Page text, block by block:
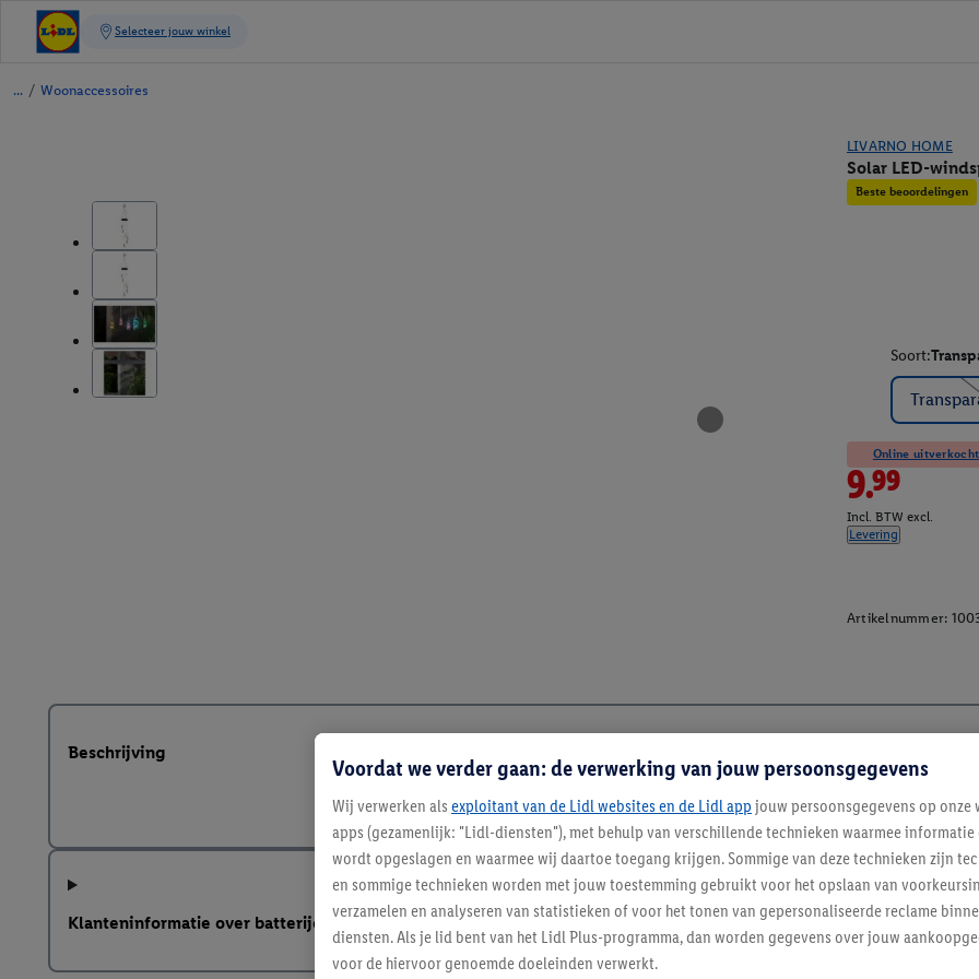
/ Woonaccessoires
LIVARNO HOME
Solar LED-
Beste beoordelingen
Soort:
Online
9.99
Incl. BTW excl.
Levering
Artikelnummer:
Beschrijving
Klanteninformatie over batterijen Europese Batterijenverordening
Voordat we verder gaan: de verwerking van jouw persoonsgegevens
Wij verwerken als exploitant van de Lidl websites en de Lidl app jouw persoonsgegevens op onze
apps (gezamenlijk: "Lidl-diensten"), met behulp van verschillende technieken waarmee
wordt opgeslagen en waarmee wij daartoe toegang krijgen. Sommige van deze technieken zijn
en sommige technieken worden met jouw toestemming gebruikt voor het opslaan van
verzamelen en analyseren van statistieken of voor het tonen van gepersonaliseerde reclame
diensten. Als je lid bent van het Lidl Plus-programma, dan worden gegevens over jouw
voor de hiervoor genoemde doeleinden verwerkt.